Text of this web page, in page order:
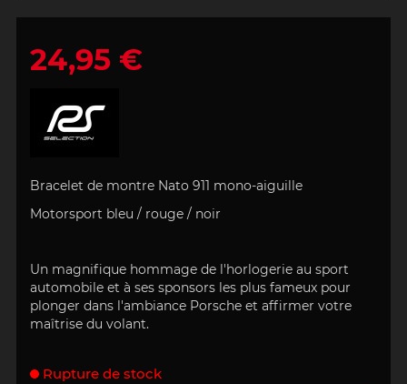
24,95 €
Bracelet de montre Nato 911 mono-aiguille
Motorsport bleu / rouge / noir
Un magnifique hommage de l'horlogerie au sport
automobile et à ses sponsors les plus fameux pour
plonger dans l'ambiance Porsche et affirmer votre
maîtrise du volant.
Rupture de stock